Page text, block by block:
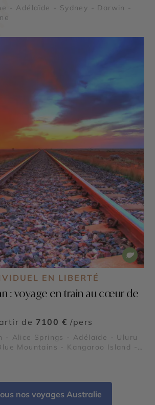
- Adélaïde - Sydney - Darwin -
EN LIBERTÉ
: voyage en train au cœur de
de 7100 € /pers
- Alice Springs - Adélaïde - Uluru
Mountains - Kangaroo Island -
nos voyages Australie